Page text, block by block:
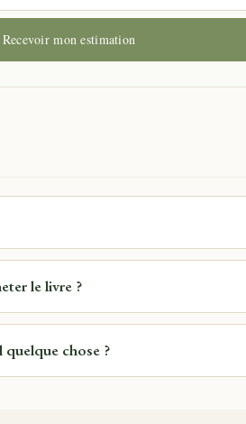
Recevoir mon estimation
le livre ?
quelque chose ?